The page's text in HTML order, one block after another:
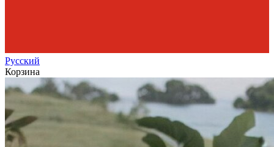
Русский
Корзина